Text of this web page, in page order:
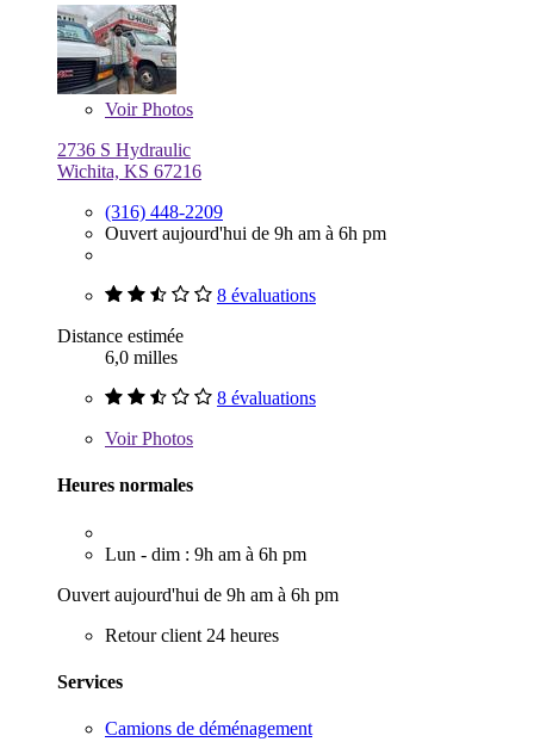
VoirPhotos
2736 S Hydraulic
Wichita, KS 67216
(316) 448-2209
Ouvert aujourd'hui de 9h am à 6h pm
8 évaluations
Distance estimée
6,0 milles
8 évaluations
VoirPhotos
Heures normales
Lun - dim : 9h am à 6h pm
Ouvert aujourd'hui de 9h am à 6h pm
Retour client 24 heures
Services
Camions de déménagement